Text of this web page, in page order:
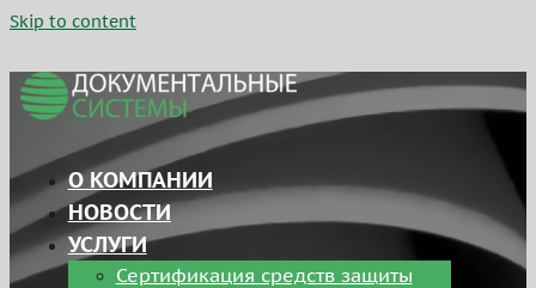
Skip to content
О КОМПАНИИ
НОВОСТИ
УСЛУГИ
Сертификация средств защиты